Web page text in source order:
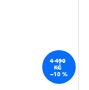
4 490
KČ
–10 %